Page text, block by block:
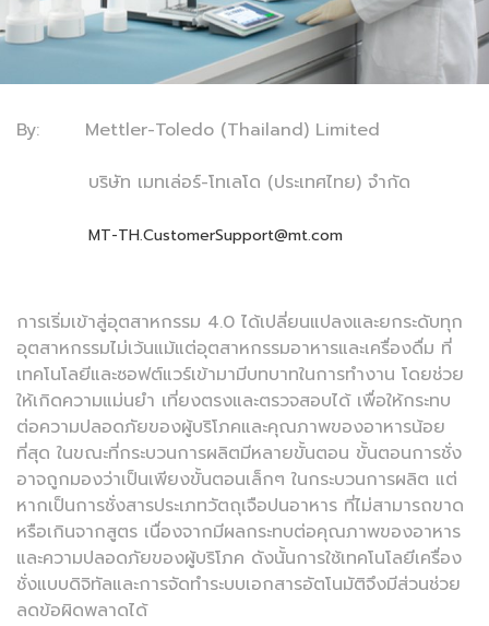
By: Mettler-Toledo (Thailand) Limited
บริษัท เมทเล่อร์-โทเลโด (ประเทศไทย) จำกัด
MT-TH.CustomerSupport@mt.com
การเริ่มเข้าสู่อุตสาหกรรม 4.0 ได้เปลี่ยนแปลงและยกระดับทุก
อุตสาหกรรมไม่เว้นแม้แต่อุตสาหกรรมอาหารและเครื่องดื่ม ที่
เทคโนโลยีและซอฟต์แวร์เข้ามามีบทบาทในการทำงาน โดยช่วย
ให้เกิดความแม่นยำ เที่ยงตรงและตรวจสอบได้ เพื่อให้กระทบ
ต่อความปลอดภัยของผู้บริโภคและคุณภาพของอาหารน้อย
ที่สุด ในขณะที่กระบวนการผลิตมีหลายขั้นตอน ขั้นตอนการชั่ง
อาจถูกมองว่าเป็นเพียงขั้นตอนเล็กๆ ในกระบวนการผลิต แต่
หากเป็นการชั่งสารประเภทวัตถุเจือปนอาหาร ที่ไม่สามารถขาด
หรือเกินจากสูตร เนื่องจากมีผลกระทบต่อคุณภาพของอาหาร
และความปลอดภัยของผู้บริโภค ดังนั้นการใช้เทคโนโลยีเครื่อง
ชั่งแบบดิจิทัลและการจัดทำระบบเอกสารอัตโนมัติจึงมีส่วนช่วย
ลดข้อผิดพลาดได้